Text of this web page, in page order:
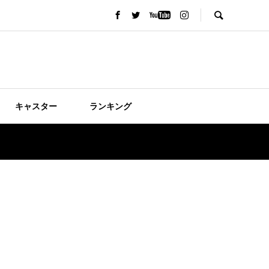
キャスター ランキング